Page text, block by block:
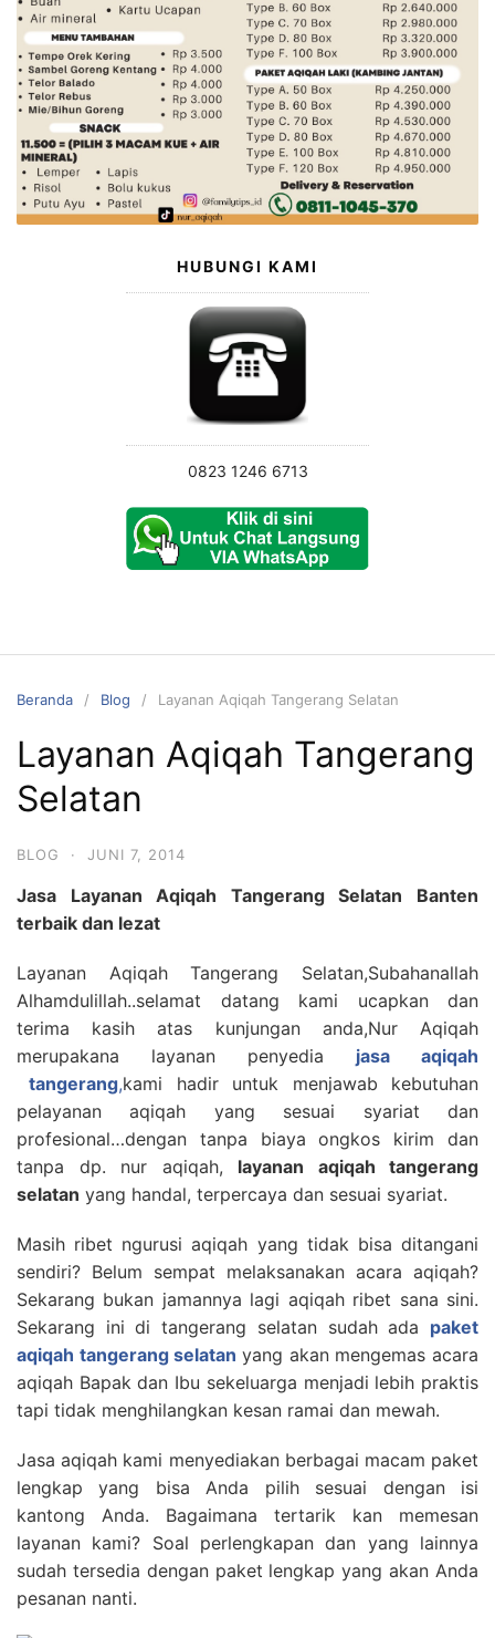
HUBUNGI KAMI
0823 1246 6713
Beranda Blog Layanan Aqiqah Tangerang Selatan
Layanan Aqiqah Tangerang
Selatan
BLOG · JUNI 7, 2014
Jasa Layanan Aqiqah Tangerang Selatan Banten
terbaik dan lezat
Layanan Aqiqah Tangerang Selatan,Subahanallah
Alhamdulillah..selamat datang kami ucapkan dan
terima kasih atas kunjungan anda,Nur Aqiqah
merupakana layanan penyedia
jasa aqiqah
tangerang,kami hadir untuk menjawab kebutuhan
pelayanan aqiqah yang sesuai syariat dan
profesional…dengan tanpa biaya ongkos kirim dan
tanpa dp. nur aqiqah, layanan aqiqah tangerang
selatan yang handal, terpercaya dan sesuai syariat.
Masih ribet ngurusi aqiqah yang tidak bisa ditangani
sendiri? Belum sempat melaksanakan acara aqiqah?
Sekarang bukan jamannya lagi aqiqah ribet sana sini.
Sekarang ini di tangerang selatan sudah ada paket
aqiqah tangerang selatan yang akan mengemas acara
aqiqah Bapak dan Ibu sekeluarga menjadi lebih praktis
tapi tidak menghilangkan kesan ramai dan mewah.
Jasa aqiqah kami menyediakan berbagai macam paket
lengkap yang bisa Anda pilih sesuai dengan isi
kantong Anda. Bagaimana tertarik kan memesan
layanan kami? Soal perlengkapan dan yang lainnya
sudah tersedia dengan paket lengkap yang akan Anda
pesanan nanti.